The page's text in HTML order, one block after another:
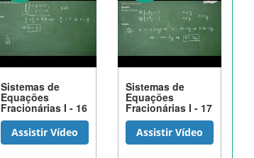
Sistemas de
Equações
Fracionárias I - 16
Assistir Vídeo
Sistemas de
Equações
Fracionárias I - 17
Assistir Vídeo